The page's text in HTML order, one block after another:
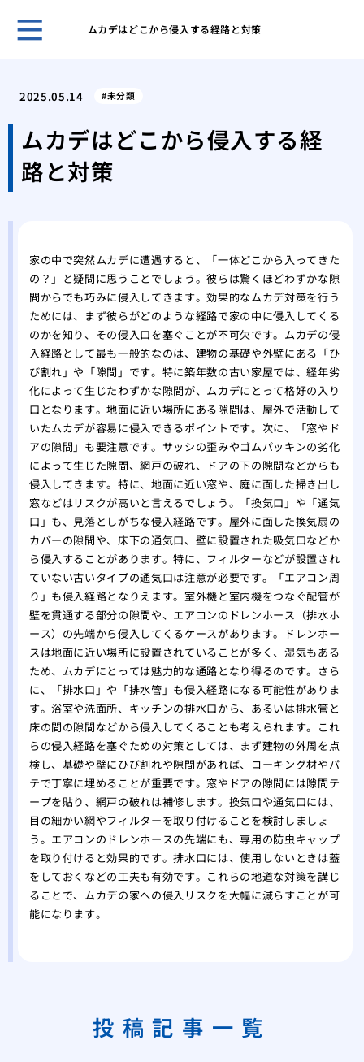
ムカデはどこから侵入する経路と対策
ス
る方
ス
ス
の
ミ
駆
ミ
要性
2025.05.14 未分類
ムカデはどこから侵入する経
路と対策
家の中で突然ムカデに遭遇すると、「一体どこから入ってきた
の？」と疑問に思うことでしょう。彼らは驚くほどわずかな隙
間からでも巧みに侵入してきます。効果的なムカデ対策を行う
ためには、まず彼らがどのような経路で家の中に侵入してくる
のかを知り、その侵入口を塞ぐことが不可欠です。ムカデの侵
入経路として最も一般的なのは、建物の基礎や外壁にある「ひ
び割れ」や「隙間」です。特に築年数の古い家屋では、経年劣
化によって生じたわずかな隙間が、ムカデにとって格好の入り
口となります。地面に近い場所にある隙間は、屋外で活動して
いたムカデが容易に侵入できるポイントです。次に、「窓やド
アの隙間」も要注意です。サッシの歪みやゴムパッキンの劣化
によって生じた隙間、網戸の破れ、ドアの下の隙間などからも
侵入してきます。特に、地面に近い窓や、庭に面した掃き出し
窓などはリスクが高いと言えるでしょう。「換気口」や「通気
口」も、見落としがちな侵入経路です。屋外に面した換気扇の
カバーの隙間や、床下の通気口、壁に設置された吸気口などか
ら侵入することがあります。特に、フィルターなどが設置され
ていない古いタイプの通気口は注意が必要です。「エアコン周
り」も侵入経路となりえます。室外機と室内機をつなぐ配管が
壁を貫通する部分の隙間や、エアコンのドレンホース（排水ホ
ース）の先端から侵入してくるケースがあります。ドレンホー
スは地面に近い場所に設置されていることが多く、湿気もある
ため、ムカデにとっては魅力的な通路となり得るのです。さら
に、「排水口」や「排水管」も侵入経路になる可能性がありま
す。浴室や洗面所、キッチンの排水口から、あるいは排水管と
床の間の隙間などから侵入してくることも考えられます。これ
らの侵入経路を塞ぐための対策としては、まず建物の外周を点
検し、基礎や壁にひび割れや隙間があれば、コーキング材やパ
テで丁寧に埋めることが重要です。窓やドアの隙間には隙間テ
ープを貼り、網戸の破れは補修します。換気口や通気口には、
目の細かい網やフィルターを取り付けることを検討しましょ
う。エアコンのドレンホースの先端にも、専用の防虫キャップ
を取り付けると効果的です。排水口には、使用しないときは蓋
をしておくなどの工夫も有効です。これらの地道な対策を講じ
ることで、ムカデの家への侵入リスクを大幅に減らすことが可
能になります。
投稿記事一覧